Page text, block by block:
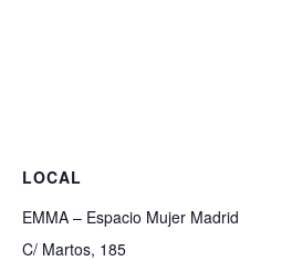
LOCAL
EMMA – Espacio Mujer Madrid
C/ Martos, 185